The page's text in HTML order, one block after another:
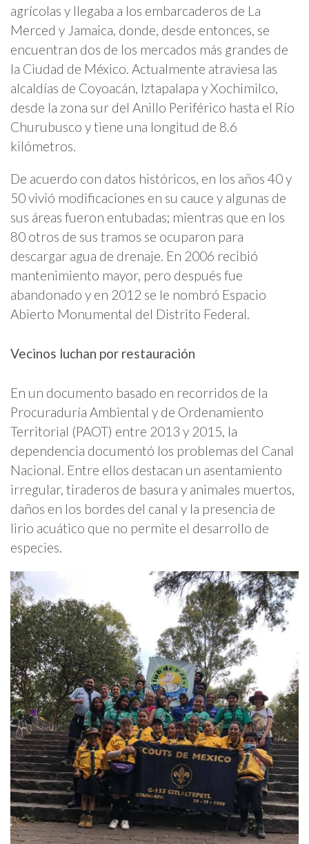
agrícolas y llegaba a los embarcaderos de La
Merced y Jamaica, donde, desde entonces, se
encuentran dos de los mercados más grandes de
la Ciudad de México. Actualmente atraviesa las
alcaldías de Coyoacán, Iztapalapa y Xochimilco,
desde la zona sur del Anillo Periférico hasta el Río
Churubusco y tiene una longitud de 8.6
kilómetros.
De acuerdo con datos históricos, en los años 40 y
50 vivió modificaciones en su cauce y algunas de
sus áreas fueron entubadas; mientras que en los
80 otros de sus tramos se ocuparon para
descargar agua de drenaje. En 2006 recibió
mantenimiento mayor, pero después fue
abandonado y en 2012 se le nombró Espacio
Abierto Monumental del Distrito Federal.
Vecinos luchan por restauración
En un documento basado en recorridos de la
Procuraduría Ambiental y de Ordenamiento
Territorial (PAOT) entre 2013 y 2015, la
dependencia documentó los problemas del Canal
Nacional. Entre ellos destacan un asentamiento
irregular, tiraderos de basura y animales muertos,
daños en los bordes del canal y la presencia de
lirio acuático que no permite el desarrollo de
especies.